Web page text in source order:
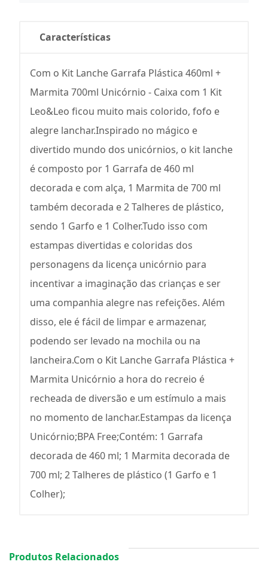
Características
Com o Kit Lanche Garrafa Plástica 460ml +
Marmita 700ml Unicórnio - Caixa com 1 Kit
Leo&Leo ficou muito mais colorido, fofo e
alegre lanchar.Inspirado no mágico e
divertido mundo dos unicórnios, o kit lanche
é composto por 1 Garrafa de 460 ml
decorada e com alça, 1 Marmita de 700 ml
também decorada e 2 Talheres de plástico,
sendo 1 Garfo e 1 Colher.Tudo isso com
estampas divertidas e coloridas dos
personagens da licença unicórnio para
incentivar a imaginação das crianças e ser
uma companhia alegre nas refeições. Além
disso, ele é fácil de limpar e armazenar,
podendo ser levado na mochila ou na
lancheira.Com o Kit Lanche Garrafa Plástica +
Marmita Unicórnio a hora do recreio é
recheada de diversão e um estímulo a mais
no momento de lanchar.Estampas da licença
Unicórnio;BPA Free;Contém: 1 Garrafa
decorada de 460 ml; 1 Marmita decorada de
700 ml; 2 Talheres de plástico (1 Garfo e 1
Colher);
Produtos Relacionados